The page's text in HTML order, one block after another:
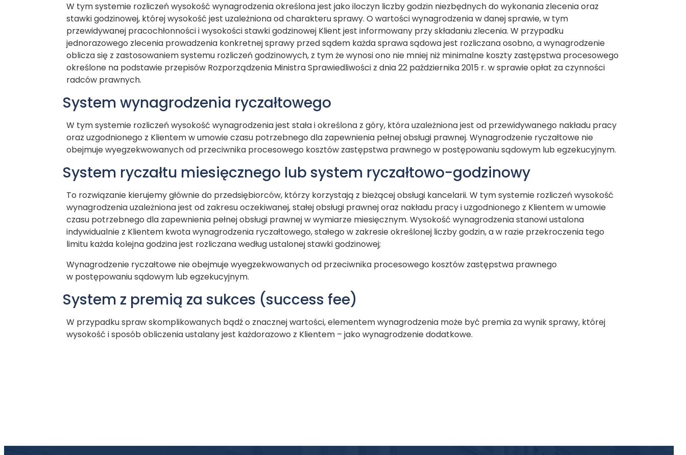
W tym systemie rozliczeń wysokość wynagrodzenia określona jest jako iloczyn liczby godzin niezbędnych do wykonania zlecenia oraz
stawki godzinowej, której wysokość jest uzależniona od charakteru sprawy. O wartości wynagrodzenia w danej sprawie, w tym
przewidywanej pracochłonności i wysokości stawki godzinowej Klient jest informowany przy składaniu zlecenia. W przypadku
jednorazowego zlecenia prowadzenia konkretnej sprawy przed sądem każda sprawa sądowa jest rozliczana osobno, a wynagrodzenie
oblicza się z zastosowaniem systemu rozliczeń godzinowych, z tym że wynosi ono nie mniej niż minimalne koszty zastępstwa procesowego
określone na podstawie przepisów Rozporządzenia Ministra Sprawiedliwości z dnia 22 października 2015 r. w sprawie opłat za czynności
radców prawnych.
System wynagrodzenia ryczałtowego
W tym systemie rozliczeń wysokość wynagrodzenia jest stała i określona z góry, która uzależniona jest od przewidywanego nakładu pracy
oraz uzgodnionego z Klientem w umowie czasu potrzebnego dla zapewnienia pełnej obsługi prawnej. Wynagrodzenie ryczałtowe nie
obejmuje wyegzekwowanych od przeciwnika procesowego kosztów zastępstwa prawnego w postępowaniu sądowym lub egzekucyjnym.
System ryczałtu miesięcznego lub system ryczałtowo-godzinowy
To rozwiązanie kierujemy głównie do przedsiębiorców, którzy korzystają z bieżącej obsługi kancelarii. W tym systemie rozliczeń wysokość
wynagrodzenia uzależniona jest od zakresu oczekiwanej, stałej obsługi prawnej oraz nakładu pracy i uzgodnionego z Klientem w umowie
czasu potrzebnego dla zapewnienia pełnej obsługi prawnej w wymiarze miesięcznym. Wysokość wynagrodzenia stanowi ustalona
indywidualnie z Klientem kwota wynagrodzenia ryczałtowego, stałego w zakresie określonej liczby godzin, a w razie przekroczenia tego
limitu każda kolejna godzina jest rozliczana według ustalonej stawki godzinowej;
Wynagrodzenie ryczałtowe nie obejmuje wyegzekwowanych od przeciwnika procesowego kosztów zastępstwa prawnego
w postępowaniu sądowym lub egzekucyjnym.
System z premią za sukces (success fee)
W przypadku spraw skomplikowanych bądź o znacznej wartości, elementem wynagrodzenia może być premia za wynik sprawy, której
wysokość i sposób obliczenia ustalany jest każdorazowo z Klientem – jako wynagrodzenie dodatkowe.